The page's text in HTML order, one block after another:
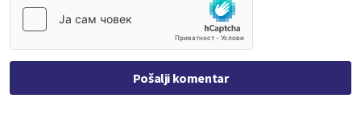
Pošalji komentar